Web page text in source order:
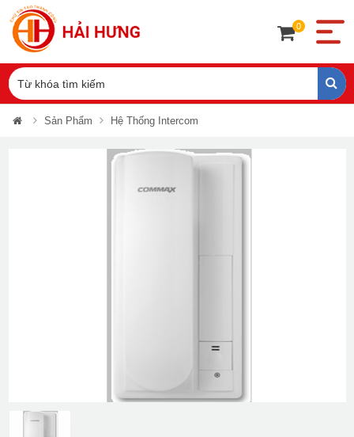
0
Sản Phẩm Hệ Thống Intercom